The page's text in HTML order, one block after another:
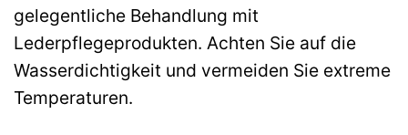
gelegentliche Behandlung mit
Lederpflegeprodukten. Achten Sie auf die
Wasserdichtigkeit und vermeiden Sie extreme
Temperaturen.